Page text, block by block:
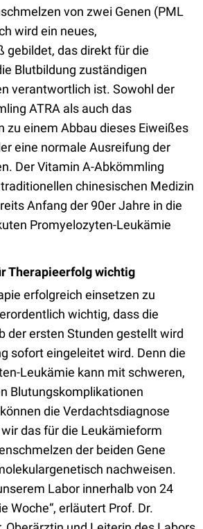
von zwei Genen (PML
wird ein neues,
gebildet, das direkt für die
Blutbildung zuständigen
verantwortlich ist. Sowohl der
ATRA als auch das
zu einem Abbau dieses Eiweißes
eine normale Ausreifung der
Der Vitamin A-Abkömmling
chinesischen Medizin
Anfang der 90er Jahre in die
Promyelozyten-Leukämie
Therapieerfolg wichtig
erfolgreich einsetzen zu
wichtig, dass die
der ersten Stunden gestellt wird
sofort eingeleitet wird. Denn die
Leukämie kann mit schweren,
Blutungskomplikationen
die Verdachtsdiagnose
das für die Leukämieform
der beiden Gene
nachweisen.
Labor innerhalb von 24
Woche“, erläutert Prof. Dr.